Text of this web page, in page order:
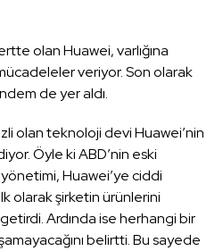
olan Huawei, varlığına
veriyor. Son olarak
de yer aldı.
olan teknoloji devi Huawei’nin
Öyle ki ABD’nin eski
Huawei’ye ciddi
olarak şirketin ürünlerini
getirdi. Ardında ise herhangi bir
belirtti. Bu sayede